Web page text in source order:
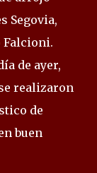
Segovia,
Falcioni.
de ayer,
realizaron
de
buen